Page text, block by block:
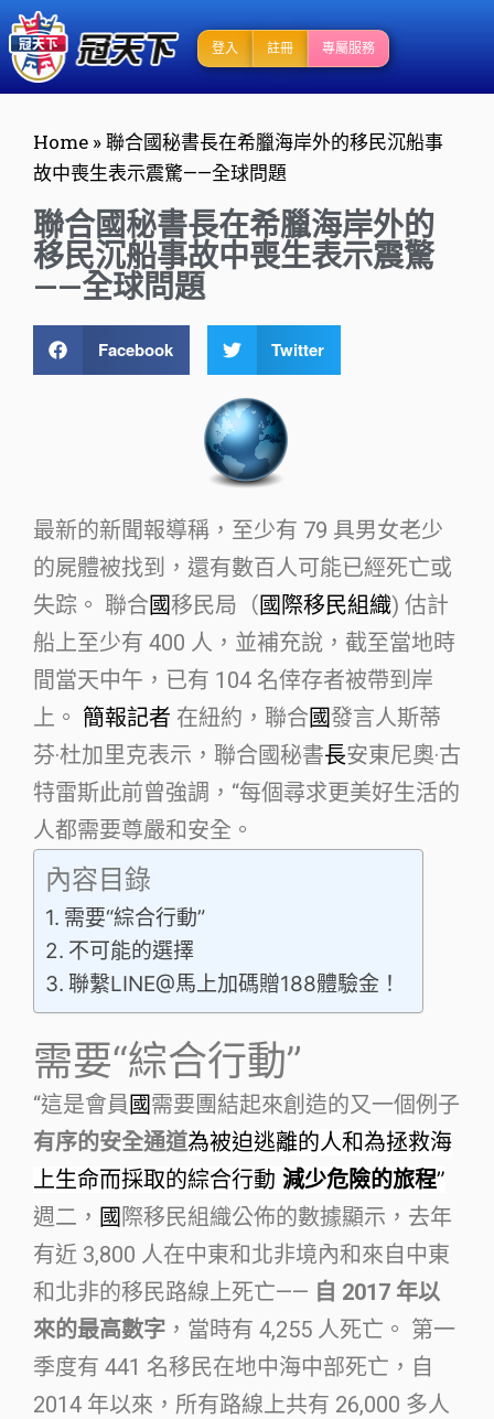
登入 註冊 專屬服務
Home »聯合國秘書長在希臘海岸外的移民沉船事
故中喪生表示震驚——全球問題
聯合國秘書長在希臘海岸外的
移民沉船事故中喪生表示震驚
——全球問題
Facebook Twitter
最新的新聞報導稱，至少有 79 具男女老少
的屍體被找到，還有數百人可能已經死亡或
失踪。 聯合國移民局（國際移民組織) 估計
船上至少有 400 人，並補充說，截至當地時
間當天中午，已有 104 名倖存者被帶到岸
上。 簡報記者 在紐約，聯合國發言人斯蒂
芬·杜加里克表示，聯合國秘書長安東尼奧·古
特雷斯此前曾強調，“每個尋求更美好生活的
人都需要尊嚴和安全。
內容目錄
需要“綜合行動”
不可能的選擇
聯繫LINE@馬上加碼贈188體驗金！
需要“綜合行動”
“這是會員 國需要團結起來創造的又一個例子
有序的安全通道為被迫逃離的人和為拯救海
上生命而採取的綜合行動 減少危險的旅程”
週二， 國 際移民組織公佈的數據顯示，去年
有近 3,800 人在中東和北非境內和來自中東
和北非的移民路線上死亡—— 自 2017 年以
來的最高數字 ，當時有 4,255 人死亡。 第一
季度有 441 名移民在地中海中部死亡，自
2014 年以來，所有路線上共有 26,000 多人